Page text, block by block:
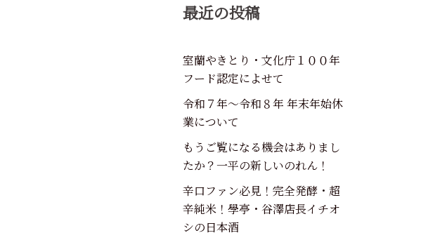
最近の投稿
室蘭やきとり・文化庁１００年
フード認定によせて
令和７年～令和８年 年末年始休
業について
もうご覧になる機会はありまし
たか？一平の新しいのれん！
辛口ファン必見！完全発酵・超
辛純米！學亭・谷澤店長イチオ
シの日本酒